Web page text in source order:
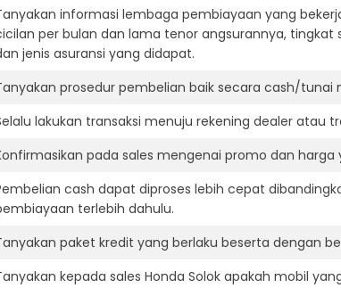
informasi lembaga pembiayaan yang
per bulan dan lama tenor angsurannya,
jenis asuransi yang didapat.
prosedur pembelian baik secara cash/
lakukan transaksi menuju rekening dealer atau
pada sales mengenai promo dan
cash dapat diproses lebih cepat
terlebih dahulu.
paket kredit yang berlaku beserta dengan
kepada sales Honda Solok apakah mobil